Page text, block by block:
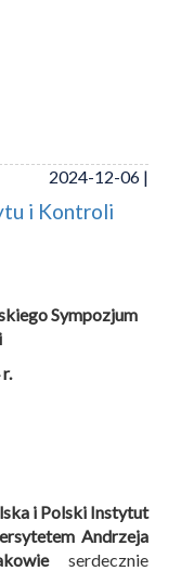
2024-12-06 |
i Kontroli
Sympozjum
i Polski Instytut
Andrzeja
serdecznie